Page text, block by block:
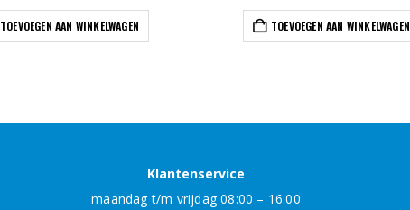
TOEVOEGEN AAN WINKELWAGEN TOEVOEGEN AAN WINKELWAGEN
Klantenservice
maandag t/m vrijdag 08:00 – 16:00